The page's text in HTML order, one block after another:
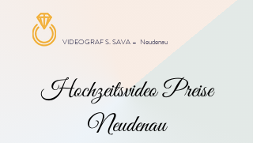
VIDEOGRAF S. SAVA – Neudenau
Hochzeitsvideo Preise
Neudenau